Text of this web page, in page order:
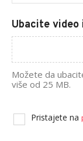
Ubacite
Možete da
više od 25 MB.
Pristajete na